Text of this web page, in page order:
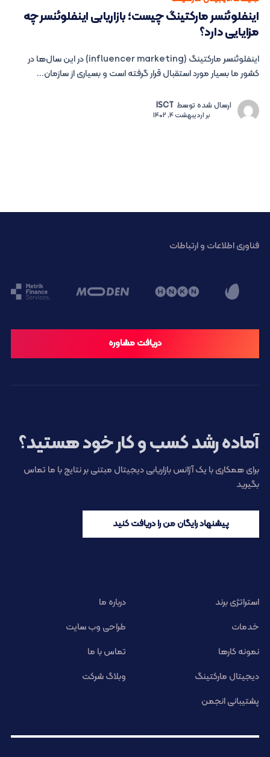
اینفلوئنسر مارکتینگ چیست؛ بازاریابی اینفلوئنسر چه
مزایایی دارد؟
اینفلوئنسر مارکتینگ (influencer marketing) در این سال‌ها در
کشور ما بسیار مورد استقبال قرار گرفته است و بسیاری از سازمان...
ارسال شده توسط ISCT
براردیبهشت 4, 1402
فناوری اطلاعات و ارتباطات
دریافت مشاوره
آماده رشد کسب و کار خود هستید؟
برای همکاری با یک آژانس بازاریابی دیجیتال مبتنی بر نتایج با ما تماس
بگیرید
پیشنهاد رایگان من را دریافت کنید
استراتژی برند
درباره ما
خدمات
طراحی وب سایت
نمونه کارها
تماس با ما
دیجیتال مارکتینگ
وبلاگ شرکت
پشتیبانی انجمن